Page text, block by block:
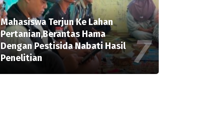
Mahasiswa Terjun Ke Lahan
Pertanian,Berantas Hama
Dengan Pestisida Nabati Hasil
Penelitian